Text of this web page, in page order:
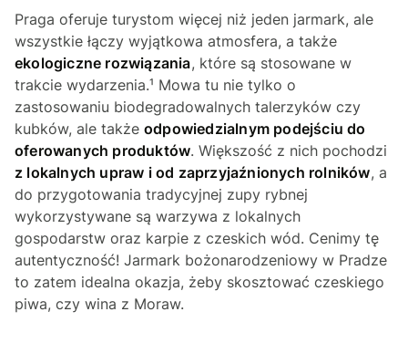
Praga oferuje turystom więcej niż jeden jarmark, ale
wszystkie łączy wyjątkowa atmosfera, a także
ekologiczne rozwiązania, które są stosowane w
trakcie wydarzenia.¹ Mowa tu nie tylko o
zastosowaniu biodegradowalnych talerzyków czy
kubków, ale także odpowiedzialnym podejściu do
oferowanych produktów. Większość z nich pochodzi
z lokalnych upraw i od zaprzyjaźnionych rolników, a
do przygotowania tradycyjnej zupy rybnej
wykorzystywane są warzywa z lokalnych
gospodarstw oraz karpie z czeskich wód. Cenimy tę
autentyczność! Jarmark bożonarodzeniowy w Pradze
to zatem idealna okazja, żeby skosztować czeskiego
piwa, czy wina z Moraw.